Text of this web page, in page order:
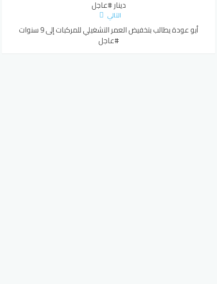
دينار #عاجل
التالي
أبو عودة يطالب بتخفيض العمر التشغيلي للمركبات إلى 9 سنوات
#عاجل